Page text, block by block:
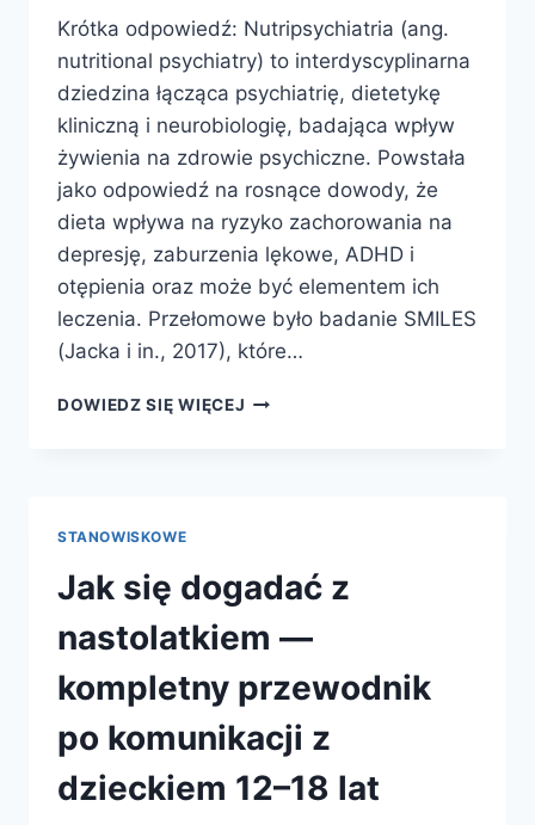
Krótka odpowiedź: Nutripsychiatria (ang.
nutritional psychiatry) to interdyscyplinarna
dziedzina łącząca psychiatrię, dietetykę
kliniczną i neurobiologię, badająca wpływ
żywienia na zdrowie psychiczne. Powstała
jako odpowiedź na rosnące dowody, że
dieta wpływa na ryzyko zachorowania na
depresję, zaburzenia lękowe, ADHD i
otępienia oraz może być elementem ich
leczenia. Przełomowe było badanie SMILES
(Jacka i in., 2017), które…
DOWIEDZ SIĘ WIĘCEJ NUTRIPSYCHIATRIA
ZDROWIE
STANOWISKOWE
Jak się dogadać z
nastolatkiem —
kompletny przewodnik
po komunikacji z
dzieckiem 12–18 lat